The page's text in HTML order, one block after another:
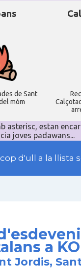
de Sant
móm
asterisc, estan
joves padawans...
d'ull a la llista
a
Jordis,